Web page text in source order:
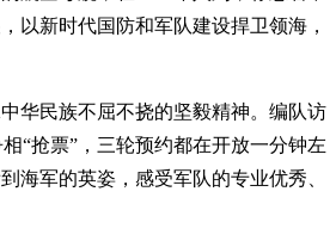
以新时代国防和军队建设捍卫领海，
华民族不屈不挠的坚毅精神。编队访
“抢票”，三轮预约都在开放一分钟左
海军的英姿，感受军队的专业优秀、